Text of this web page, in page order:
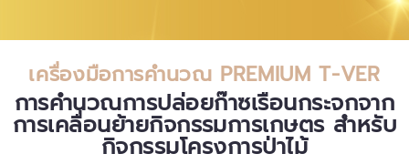
เครื่องมือการคำนวณ PREMIUM T-VER
การคำนวณการปล่อยก๊าซเรือนกระจกจาก
การเคลื่อนย้ายกิจกรรมการเกษตร สำหรับ
กิจกรรมโครงการป่าไม้